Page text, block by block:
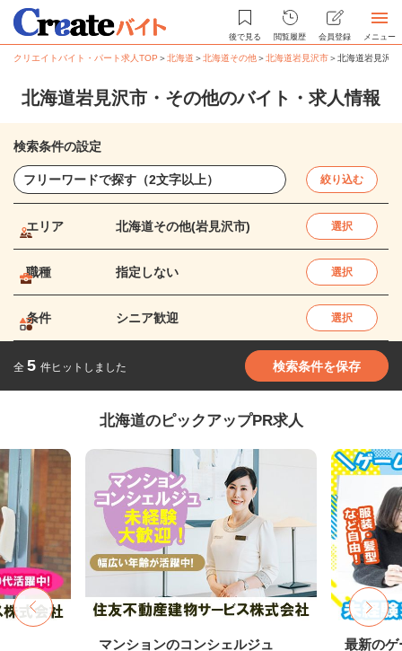
後で見る 閲覧履歴 会員登録 メニュー
クリエイトバイト・パート求人TOP ＞北海道 ＞北海道その他＞北海道岩見沢市＞北海道岩見沢
北海道岩見沢市・その他のバイト・求人情報
検索条件の設定
絞り込む
エリア 北海道その他(岩見沢市) 選択
職種 指定しない 選択
条件 シニア歓迎 選択
全 5 件ヒットしました 検索条件を保存
北海道のピックアップPR求人
マンションのコンシェルジュ
最新のゲ